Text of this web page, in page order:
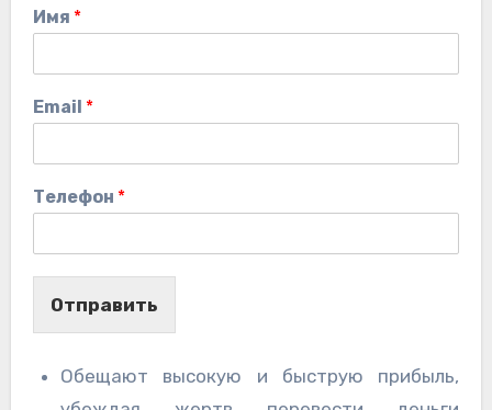
Имя *
Email *
Телефон *
Отправить
Обещают высокую и быструю прибыль,